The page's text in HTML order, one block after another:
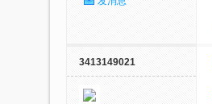
3413149021